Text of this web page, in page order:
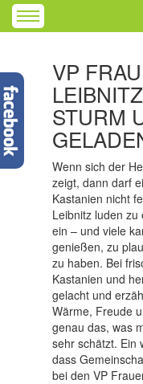
VP
STURM
Wenn sich der
zeigt, dann darf
Kastanien nicht
Leibnitz luden
ein – und viele
genießen, zu
zu haben. Bei
Kastanien und
gelacht und
Wärme, Freude
genau das, was
sehr schätzt. Ein
dass
bei den VP